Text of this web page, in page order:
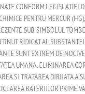
CONFORM LEGISLATIEI
PENTRU MERCUR
SUB SIMBOLUL
RIDICAT AL
SUNT EXTREM DE
UMANA. ELIMINAREA
SI TRATAREA DIRIJATA A
BATERIILOR PRIME